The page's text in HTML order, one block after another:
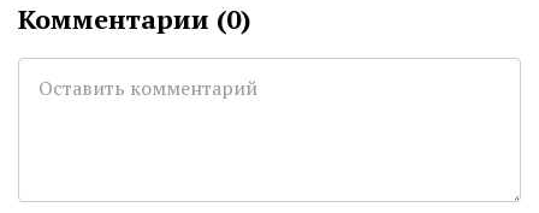
Комментарии (0)